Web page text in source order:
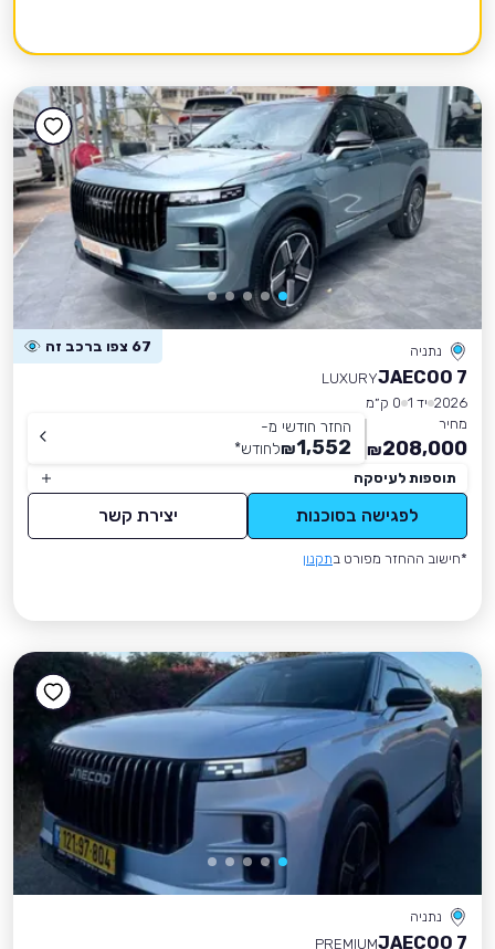
נתניה 67 צפו ברכב זה
JAECOO 7
LUXURY
2026 יד 1
0 ק״מ
מחיר
208,000
₪
החזר חודשי מ-
1,552
₪לחודש*
תוספות לעיסקה
לפגישה בסוכנות יצירת קשר
*חישוב ההחזר מפורט בתקנון
נתניה
JAECOO 7
PREMIUM